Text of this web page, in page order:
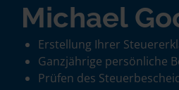
Michael
Erstellung Ihrer
Ganzjährige persönliche
Prüfen des